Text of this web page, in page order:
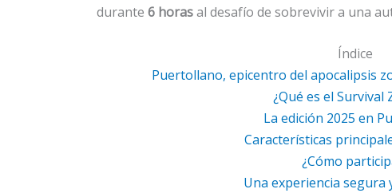
durante 6 horasal desafío de sobrevivir a una
Índice
Puertollano, epicentro del apocalipsis
¿Qué es el Survival
La edición 2025 en
Características
¿Cómo
Una experiencia segura